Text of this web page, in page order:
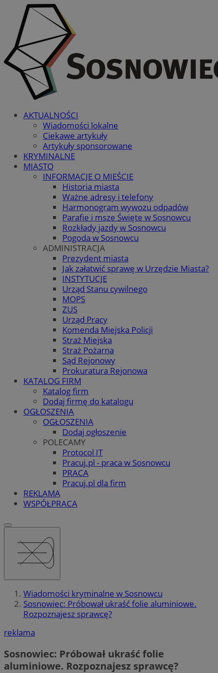
AKTUALNOŚCI
Wiadomości lokalne
Ciekawe artykuły
Artykuły sponsorowane
KRYMINALNE
MIASTO
INFORMACJE O MIEŚCIE
Historia miasta
Ważne adresy i telefony
Harmonogram wywozu odpadów
Parafie i msze Święte w Sosnowcu
Rozkłady jazdy w Sosnowcu
Pogoda w Sosnowcu
ADMINISTRACJA
Prezydent miasta
Jak załatwić sprawę w Urzędzie Miasta?
INSTYTUCJE
Urząd Stanu cywilnego
MOPS
ZUS
Urząd Pracy
Komenda Miejska Policji
Straż Miejska
Straż Pożarna
Sąd Rejonowy
Prokuratura Rejonowa
KATALOG FIRM
Katalog firm
Dodaj firmę do katalogu
OGŁOSZENIA
OGŁOSZENIA
Dodaj ogłoszenie
POLECAMY
Protocol IT
Pracuj.pl - praca w Sosnowcu
PRACA
Pracuj.pl dla firm
REKLAMA
WSPÓŁPRACA
Wiadomości kryminalne w Sosnowcu
Sosnowiec: Próbował ukraść folie aluminiowe.
Rozpoznajesz sprawcę?
reklama
Sosnowiec: Próbował ukraść folie
aluminiowe. Rozpoznajesz sprawcę?